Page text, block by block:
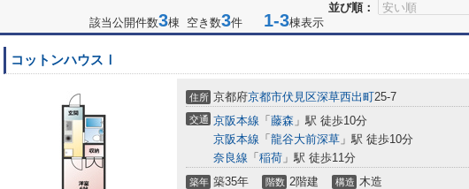
並び順：
該当公開件数3棟 空き数3件 1-3棟表示
コットンハウスⅠ
住所 京都府京都市伏見区深草西出町25-7
交通 京阪本線 「 藤森 」駅 徒歩10分
京阪本線 「 龍谷大前深草 」駅 徒歩10分
奈良線 「 稲荷 」駅 徒歩11分
築年 築35年 階数 2階建 構造 木造